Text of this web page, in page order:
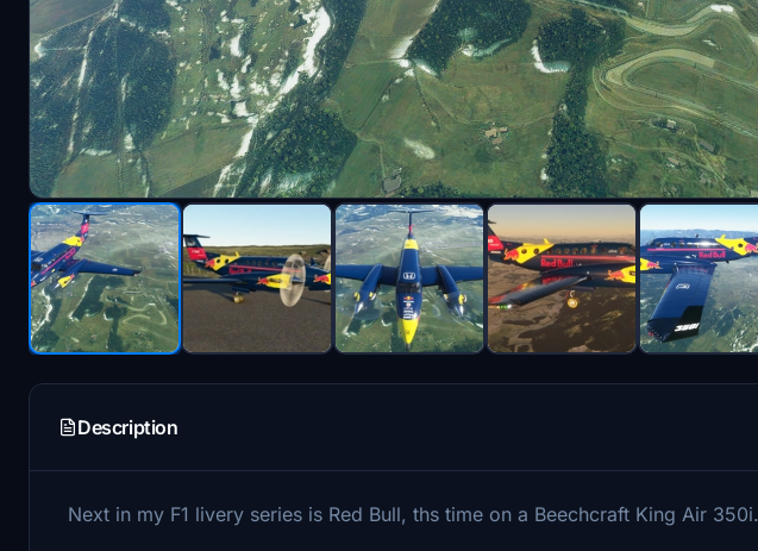
Description
Next in my F1 livery series is Red Bull, ths time on a Beechcraft King Air 350i.